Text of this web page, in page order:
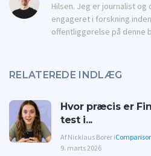
Hilsen. Jeg er journalist
engageret i forskning
offentliggørelse på denne
RELATEREDE INDLÆG
Hvor præcis er
test i...
Af Nicklaus Borer i
9. marts 2026